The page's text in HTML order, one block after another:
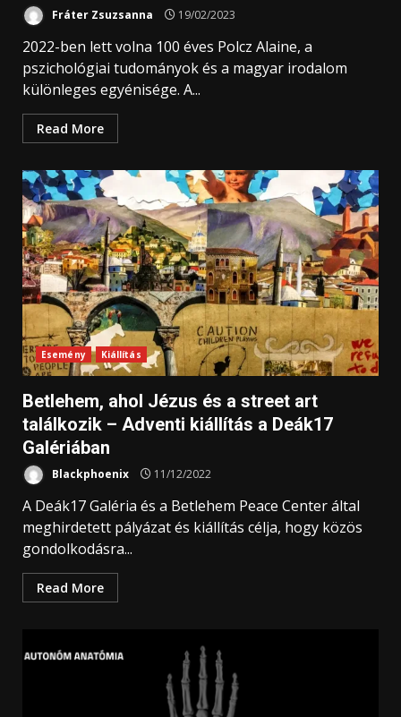
Fráter Zsuzsanna 19/02/2023
2022-ben lett volna 100 éves Polcz Alaine, a
pszichológiai tudományok és a magyar irodalom
különleges egyénisége. A...
Read More
Esemény Kiállítás
Betlehem, ahol Jézus és a street art
találkozik – Adventi kiállítás a Deák17
Galériában
Blackphoenix 11/12/2022
A Deák17 Galéria és a Betlehem Peace Center által
meghirdetett pályázat és kiállítás célja, hogy közös
gondolkodásra...
Read More